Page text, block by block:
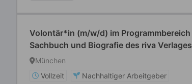
Volontär*in (m/w/d) im Programmbereich
Sachbuch und Biografie des riva Verlages
München
Vollzeit
Nachhaltiger Arbeitgeber